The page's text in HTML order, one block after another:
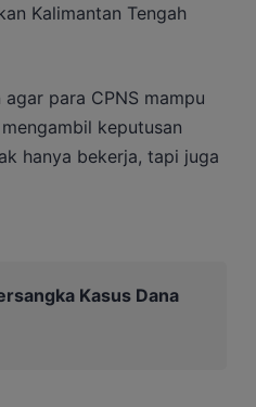
Kalimantan Tengah
para CPNS mampu
keputusan
hanya bekerja, tapi juga
Kasus Dana